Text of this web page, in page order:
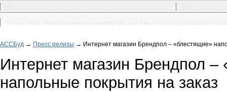
АССБуд → Пресс релизы → Интернет магазин Брендпол – «блестящие»
Интернет магазин Брендпол –
напольные покрытия на заказ